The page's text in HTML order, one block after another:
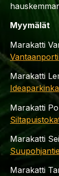
Myymälät
Marakatti
Marakatti
Marakatti
Marakatti
Marakatti